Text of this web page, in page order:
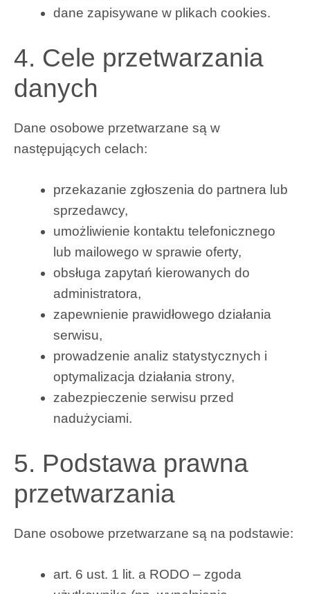
dane zapisywane w plikach cookies.
4. Cele przetwarzania
danych
Dane osobowe przetwarzane są w
następujących celach:
przekazanie zgłoszenia do partnera lub
sprzedawcy,
umożliwienie kontaktu telefonicznego
lub mailowego w sprawie oferty,
obsługa zapytań kierowanych do
administratora,
zapewnienie prawidłowego działania
serwisu,
prowadzenie analiz statystycznych i
optymalizacja działania strony,
zabezpieczenie serwisu przed
nadużyciami.
5. Podstawa prawna
przetwarzania
Dane osobowe przetwarzane są na podstawie:
art. 6 ust. 1 lit. a RODO – zgoda